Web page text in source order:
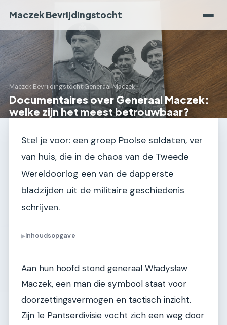
Maczek Bevrijdingstocht
Maczek Bevrijdingstocht›Generaal Maczek
Documentaires over Generaal Maczek:
welke zijn het meest betrouwbaar?
Stel je voor: een groep Poolse soldaten, ver
van huis, die in de chaos van de Tweede
Wereldoorlog een van de dapperste
bladzijden uit de militaire geschiedenis
schrijven.
▶Inhoudsopgave
Aan hun hoofd stond generaal Władysław
Maczek, een man die symbool staat voor
doorzettingsvermogen en tactisch inzicht.
Zijn 1e Pantserdivisie vocht zich een weg door